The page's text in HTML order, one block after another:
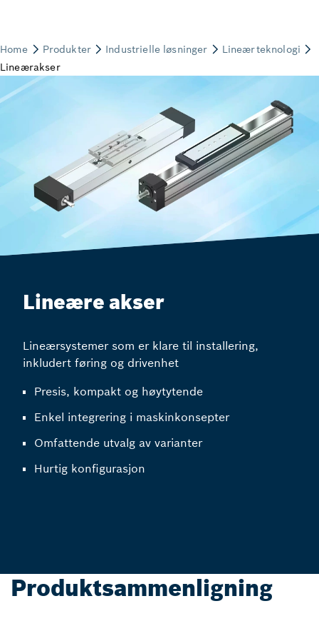
Lineære akser
Lineærsystemer som er klare til installering,
inkludert føring og drivenhet
Presis, kompakt og høytytende
Enkel integrering i maskinkonsepter
Omfattende utvalg av varianter
Hurtig konfigurasjon
Produktsammenligning